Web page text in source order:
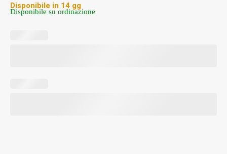
Disponibile in 14 gg
Disponibile su ordinazione